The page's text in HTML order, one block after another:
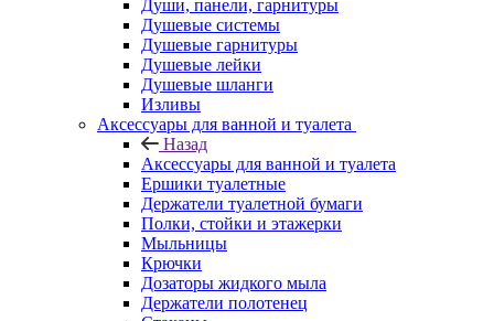
Души, панели, гарнитуры
Душевые системы
Душевые гарнитуры
Душевые лейки
Душевые шланги
Изливы
Аксессуары для ванной и туалета
Назад
Аксессуары для ванной и туалета
Ершики туалетные
Держатели туалетной бумаги
Полки, стойки и этажерки
Мыльницы
Крючки
Дозаторы жидкого мыла
Держатели полотенец